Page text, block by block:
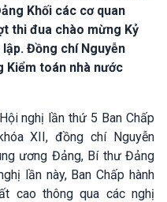
Khối các cơ quan
thi đua chào mừng Kỷ
Đồng chí Nguyễn
Kiểm toán nhà nước
nghị lần thứ 5 Ban Chấp
XII, đồng chí Nguyễn
ương Đảng, Bí thư Đảng
lần này, Ban Chấp hành
cao thông qua các nghị